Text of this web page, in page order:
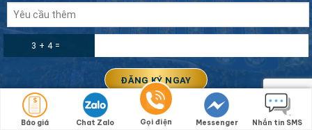
3 + 4 =
Báo giá Chat Zalo Gọi điện Messenger Nhắn tin SMS